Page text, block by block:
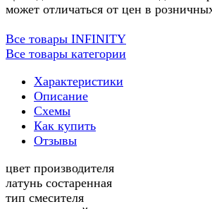
может отличаться от цен в
Все товары INFINITY
Все товары категории
Характеристики
Описание
Схемы
Как купить
Отзывы
цвет производителя
латунь состаренная
тип смесителя